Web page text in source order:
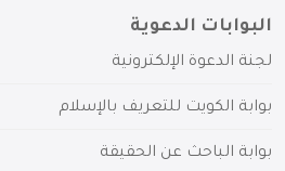
البوابات الدعوية
لجنة الدعوة الإلكترونية
بوابة الكويت للتعريف بالإسلام
بوابة الباحث عن الحقيقة